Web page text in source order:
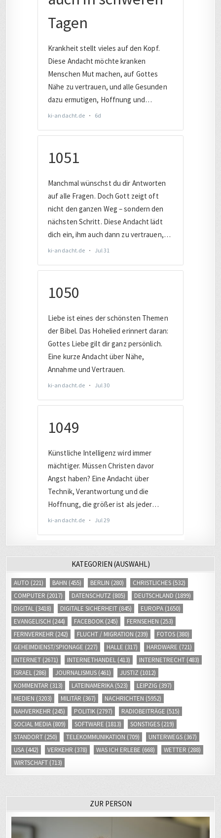
KATEGORIEN (AUSWAHL)
AUTO (221) BAHN (455) BERLIN (280) CHRISTLICHES (532)
COMPUTER (2017) DATENSCHUTZ (805) DEUTSCHLAND (1899)
DIGITAL (3418) DIGITALE SICHERHEIT (845) EUROPA (1650)
EVANGELISCH (244) FACEBOOK (245) FERNSEHEN (253)
FERNVERKEHR (242) FLUCHT / MIGRATION (239) FOTOS (380)
GEHEIMDIENST/SPIONAGE (227) HALLE (317) HARDWARE (721)
INTERNET (2671) INTERNETHANDEL (413) INTERNETRECHT (483)
ISRAEL (286) JOURNALISMUS (461) JUSTIZ (1012)
KOMMENTAR (313) LATEINAMERIKA (523) LEIPZIG (397)
MEDIEN (3203) MILITÄR (367) NACHRICHTEN (5952)
NAHVERKEHR (245) POLITIK (2797) RADIOBEITRÄGE (515)
SOCIAL MEDIA (809) SOFTWARE (1813) SONSTIGES (219)
STANDORT (250) TELEKOMMUNIKATION (709) UNTERWEGS (367)
USA (442) VERKEHR (378) WAS ICH ERLEBE (668) WETTER (288)
WIRTSCHAFT (713)
ZUR PERSON